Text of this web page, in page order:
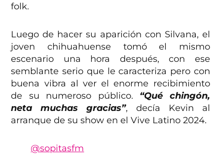
folk.
Luego de hacer su aparición con Silvana, el
joven chihuahuense tomó el mismo
escenario una hora después, con ese
semblante serio que le caracteriza pero con
buena vibra al ver el enorme recibimiento
de su numeroso público. “Qué chingón,
neta muchas gracias”, decía Kevin al
arranque de su show en el Vive Latino 2024.
@sopitasfm